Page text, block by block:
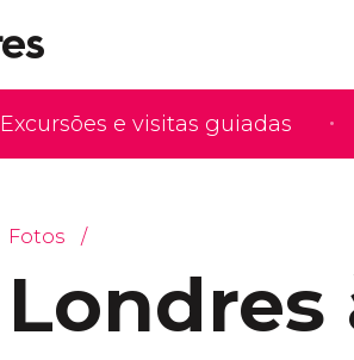
Excursões e visitas guiadas
Fotos
Londres